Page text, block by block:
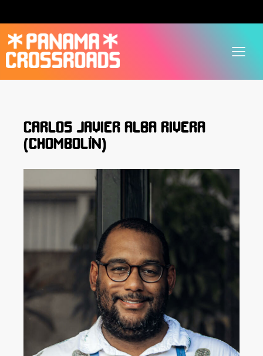
CARLOS JAVIER ALBA RIVERA
(CHOMBOLÍN)